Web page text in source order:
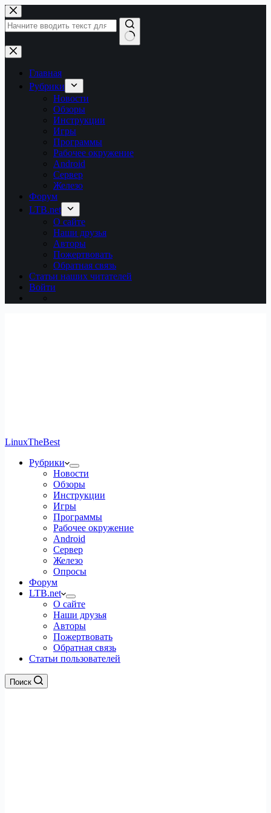
Перейти
к
сути
Ничего
не
найденоГлавная
Рубрики
Новости
Обзоры
Инструкции
Игры
Программы
Рабочее окружение
Android
Сервер
Железо
Форум
LTB.net
О сайте
Наши друзья
Авторы
Пожертвовать
Обратная связь
Статьи наших читателей
Войти
LinuxTheBest
Рубрики
Новости
Обзоры
Инструкции
Игры
Программы
Рабочее окружение
Android
Сервер
Железо
Опросы
Форум
LTB.net
О сайте
Наши друзья
Авторы
Пожертвовать
Обратная связь
Статьи пользователей
Поиск